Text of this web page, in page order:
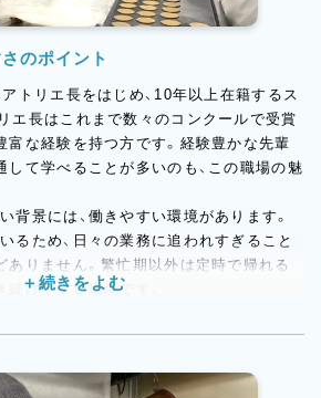
のポイント
トリエ長をはじめ、10年以上在籍するス
エ長はこれまで数々のコンクールで受賞
富な経験を持つ方です。経験豊かな先輩
して学べることが多いのも、この職場の魅
背景には、働きやすい環境があります。
るため、日々の業務に追われすぎること
ありません。繁忙期以外は定時で帰れる
続けやすい環境です。
フである辻口との距離も近く、自分の意
企画、コンクールへの挑戦なども、意欲が